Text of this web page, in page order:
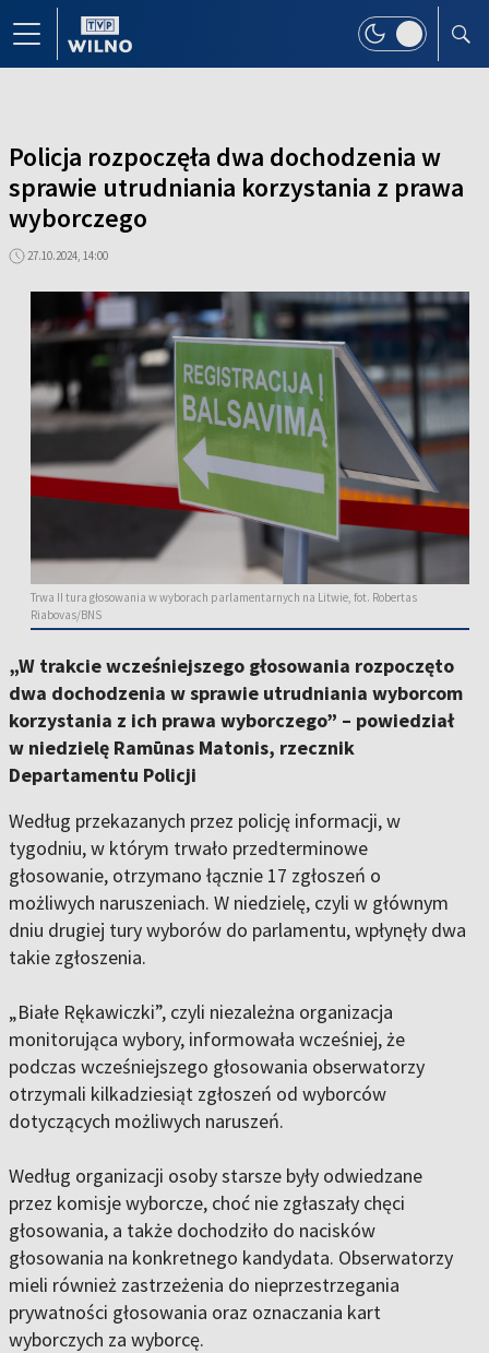
Policja rozpoczęła dwa dochodzenia w
sprawie utrudniania korzystania z prawa
wyborczego
27.10.2024, 14:00
Trwa II tura głosowania w wyborach parlamentarnych na Litwie, fot. Robertas
Riabovas/BNS
„W trakcie wcześniejszego głosowania rozpoczęto
dwa dochodzenia w sprawie utrudniania wyborcom
korzystania z ich prawa wyborczego” – powiedział
w niedzielę Ramūnas Matonis, rzecznik
Departamentu Policji
Według przekazanych przez policję informacji, w
tygodniu, w którym trwało przedterminowe
głosowanie, otrzymano łącznie 17 zgłoszeń o
możliwych naruszeniach. W niedzielę, czyli w głównym
dniu drugiej tury wyborów do parlamentu, wpłynęły dwa
takie zgłoszenia.
„Białe Rękawiczki”, czyli niezależna organizacja
monitorująca wybory, informowała wcześniej, że
podczas wcześniejszego głosowania obserwatorzy
otrzymali kilkadziesiąt zgłoszeń od wyborców
dotyczących możliwych naruszeń.
Według organizacji osoby starsze były odwiedzane
przez komisje wyborcze, choć nie zgłaszały chęci
głosowania, a także dochodziło do nacisków
głosowania na konkretnego kandydata. Obserwatorzy
mieli również zastrzeżenia do nieprzestrzegania
prywatności głosowania oraz oznaczania kart
wyborczych za wyborcę.